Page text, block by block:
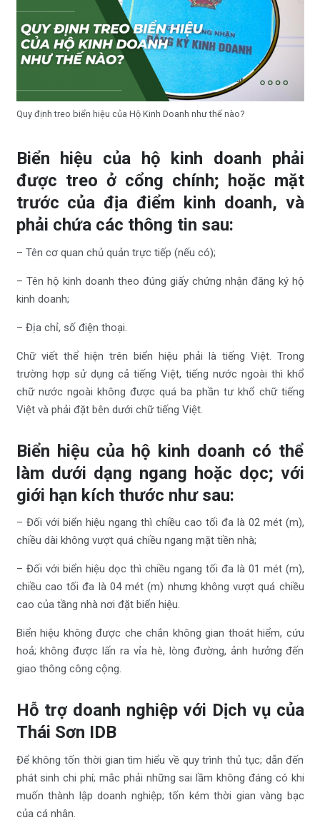
Quy định treo biển hiệu của Hộ Kinh Doanh như thế nào?
Biển hiệu của hộ kinh doanh phải
được treo ở cổng chính; hoặc mặt
trước của địa điểm kinh doanh, và
phải chứa các thông tin sau:
– Tên cơ quan chủ quản trực tiếp (nếu có);
– Tên hộ kinh doanh theo đúng giấy chứng nhận đăng ký hộ
kinh doanh;
– Địa chỉ, số điện thoại.
Chữ viết thể hiện trên biển hiệu phải là tiếng Việt. Trong
trường hợp sử dụng cả tiếng Việt, tiếng nước ngoài thì khổ
chữ nước ngoài không được quá ba phần tư khổ chữ tiếng
Việt và phải đặt bên dưới chữ tiếng Việt.
Biển hiệu của hộ kinh doanh có thể
làm dưới dạng ngang hoặc dọc; với
giới hạn kích thước như sau:
– Đối với biển hiệu ngang thì chiều cao tối đa là 02 mét (m),
chiều dài không vượt quá chiều ngang mặt tiền nhà;
– Đối với biển hiệu dọc thì chiều ngang tối đa là 01 mét (m),
chiều cao tối đa là 04 mét (m) nhưng không vượt quá chiều
cao của tầng nhà nơi đặt biển hiệu.
Biển hiệu không được che chắn không gian thoát hiểm, cứu
hoả; không được lấn ra vỉa hè, lòng đường, ảnh hưởng đến
giao thông công cộng.
Hỗ trợ doanh nghiệp với Dịch vụ của
Thái Sơn IDB
Để không tốn thời gian tìm hiểu về quy trình thủ tục; dẫn đến
phát sinh chi phí; mắc phải những sai lầm không đáng có khi
muốn thành lập doanh nghiệp; tốn kém thời gian vàng bạc
của cá nhân.